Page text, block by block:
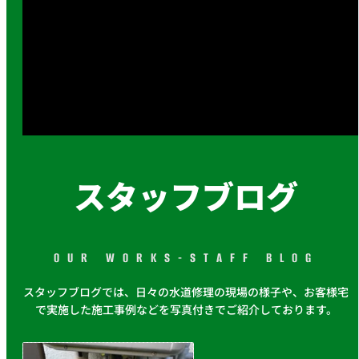
スタッフブログ
OUR WORKS-STAFF BLOG
スタッフブログでは、日々の水道修理の現場の様子や、お客様宅
で実施した施工事例などを写真付きでご紹介しております。